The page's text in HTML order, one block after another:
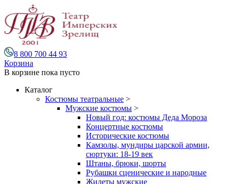
8 800 700 44 93
Корзина
В корзине пока пусто
Каталог
Костюмы театральные >
Мужские костюмы >
Новый год: костюмы Деда Мороза
Концертные костюмы
Исторические костюмы
Камзолы, мундиры царской армии,
сюртуки: 18-19 век
Штаны, брюки, шорты
Рубашки сценические и народные
Жилеты мужские